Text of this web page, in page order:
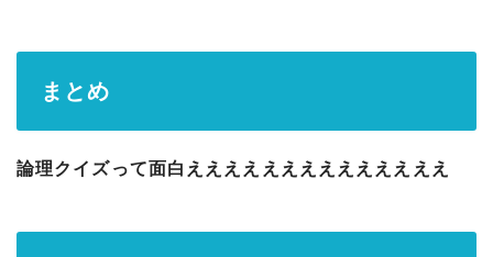
まとめ
論理クイズって面白ええええええええええええええ